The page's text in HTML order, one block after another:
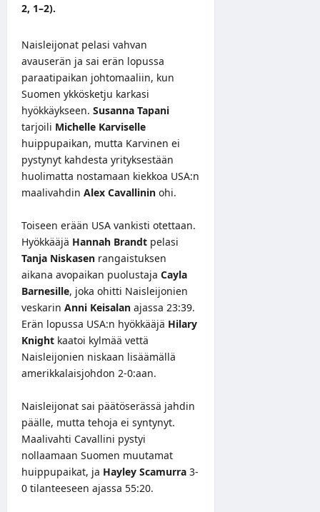
2, 1–2).
Naisleijonat pelasi vahvan
avauserän ja sai erän lopussa
paraatipaikan johtomaaliin, kun
Suomen ykkösketju karkasi
hyökkäykseen. Susanna Tapani
tarjoili Michelle Karviselle
huippupaikan, mutta Karvinen ei
pystynyt kahdesta yrityksestään
huolimatta nostamaan kiekkoa USA:n
maalivahdin Alex Cavallinin ohi.
Toiseen erään USA vankisti otettaan.
Hyökkääjä Hannah Brandt pelasi
Tanja Niskasen rangaistuksen
aikana avopaikan puolustaja Cayla
Barnesille, joka ohitti Naisleijonien
veskarin Anni Keisalan ajassa 23:39.
Erän lopussa USA:n hyökkääjä Hilary
Knight kaatoi kylmää vettä
Naisleijonien niskaan lisäämällä
amerikkalaisjohdon 2-0:aan.
Naisleijonat sai päätöserässä jahdin
päälle, mutta tehoja ei syntynyt.
Maalivahti Cavallini pystyi
nollaamaan Suomen muutamat
huippupaikat, ja Hayley Scamurra 3-
0 tilanteeseen ajassa 55:20.